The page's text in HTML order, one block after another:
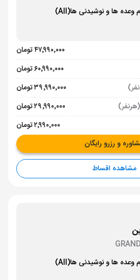
وعده ها و نوشیدنی ها(All)
۴۷٬۹۹۰٬۰۰۰ تومان
۶۰٬۹۹۰٬۰۰۰ تومان
۳۹٬۹۹۰٬۰۰۰ تومان
۲۹٬۹۹۰٬۰۰۰ تومان
۲٬۹۹۰٬۰۰۰ تومان
و رزرو رایگان
مشاهده اقساط
وعده ها و نوشیدنی ها(All)